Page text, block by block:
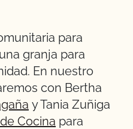
para
granja para
En nuestro
con Bertha
y Tania Zuñiga
Cocina para